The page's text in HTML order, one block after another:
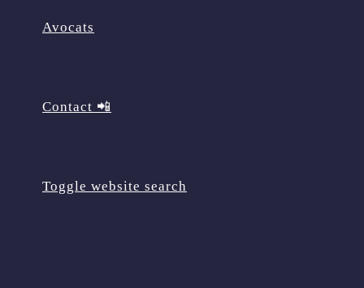
Avocats
Contact 📲
Toggle website search